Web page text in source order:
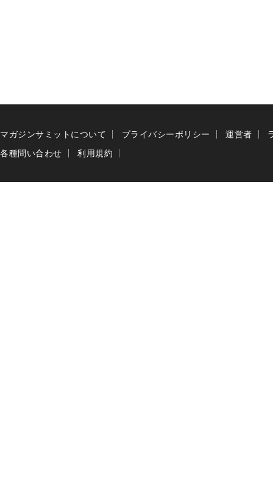
マガジンサミットについて プライバシーポリシー 運営者
各種問い合わせ
利用規約